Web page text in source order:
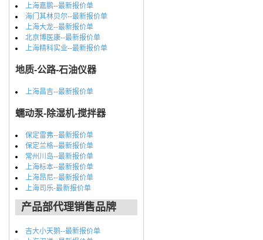
上海嘉鹏--最新报价单
海门其林贝尔--最新报价单
上海大龙--最新报价单
北京博医康--最新报价单
上海精科实业--最新报价单
地质-公路-石油仪器
上海昌吉--最新报价单
蠕动泵-除湿机-搅拌器
保定雷弗--最新报价单
保定兰格--最新报价单
常州川岛--最新报价单
上海标本--最新报价单
上海昂尼--最新报价单
上海司乐-最新报价单
产品部代理销售品牌
吉大小天鹅--最新报价单